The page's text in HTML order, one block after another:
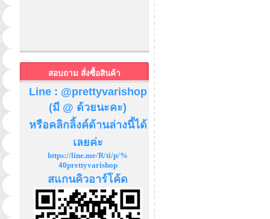
สอบถาม สั่งซื้อสินค้า
Line : @prettyvarishop
(มี @ ด้วยนะคะ)
หรือคลิกลิ้งค์ด้านล่างนี้ได้
เลยค่ะ
https://line.me/R/ti/p/%
40prettyvarishop
สแกนคิวอาร์โค้ด